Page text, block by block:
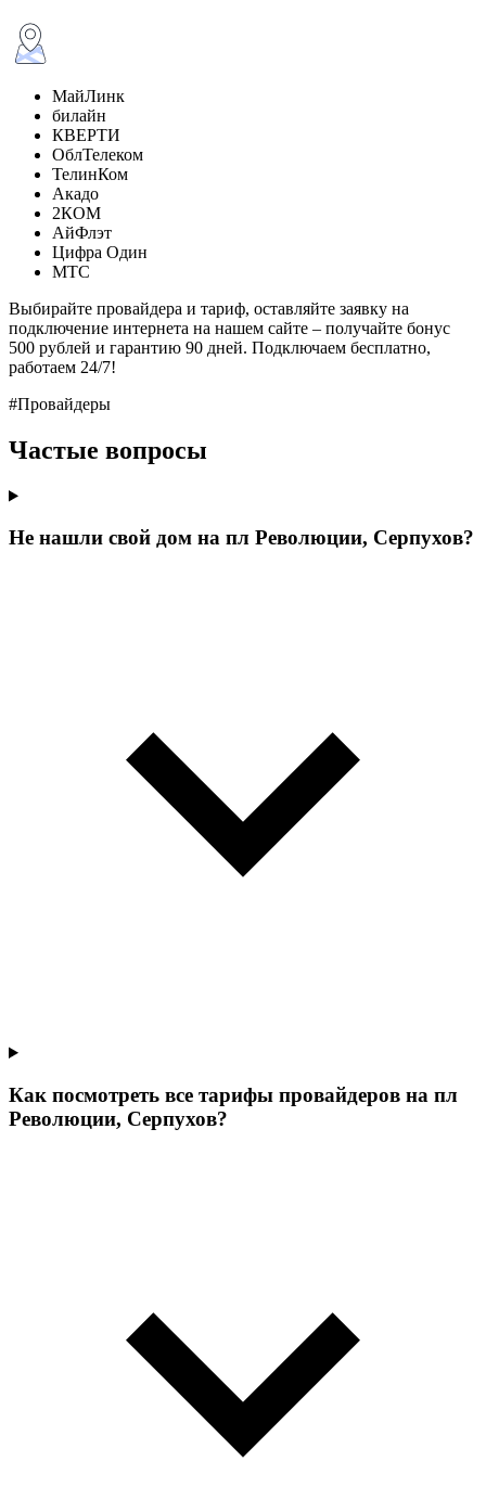
МайЛинк
билайн
КВЕРТИ
ОблТелеком
ТелинКом
Акадо
2КОМ
АйФлэт
Цифра Один
МТС
Выбирайте провайдера и тариф, оставляйте заявку на
подключение интернета на нашем сайте – получайте бонус
500 рублей и гарантию 90 дней. Подключаем бесплатно,
работаем 24/7!
#Провайдеры
Частые вопросы
Не нашли свой дом на пл Революции, Серпухов?
Как посмотреть все тарифы провайдеров на пл
Революции, Серпухов?